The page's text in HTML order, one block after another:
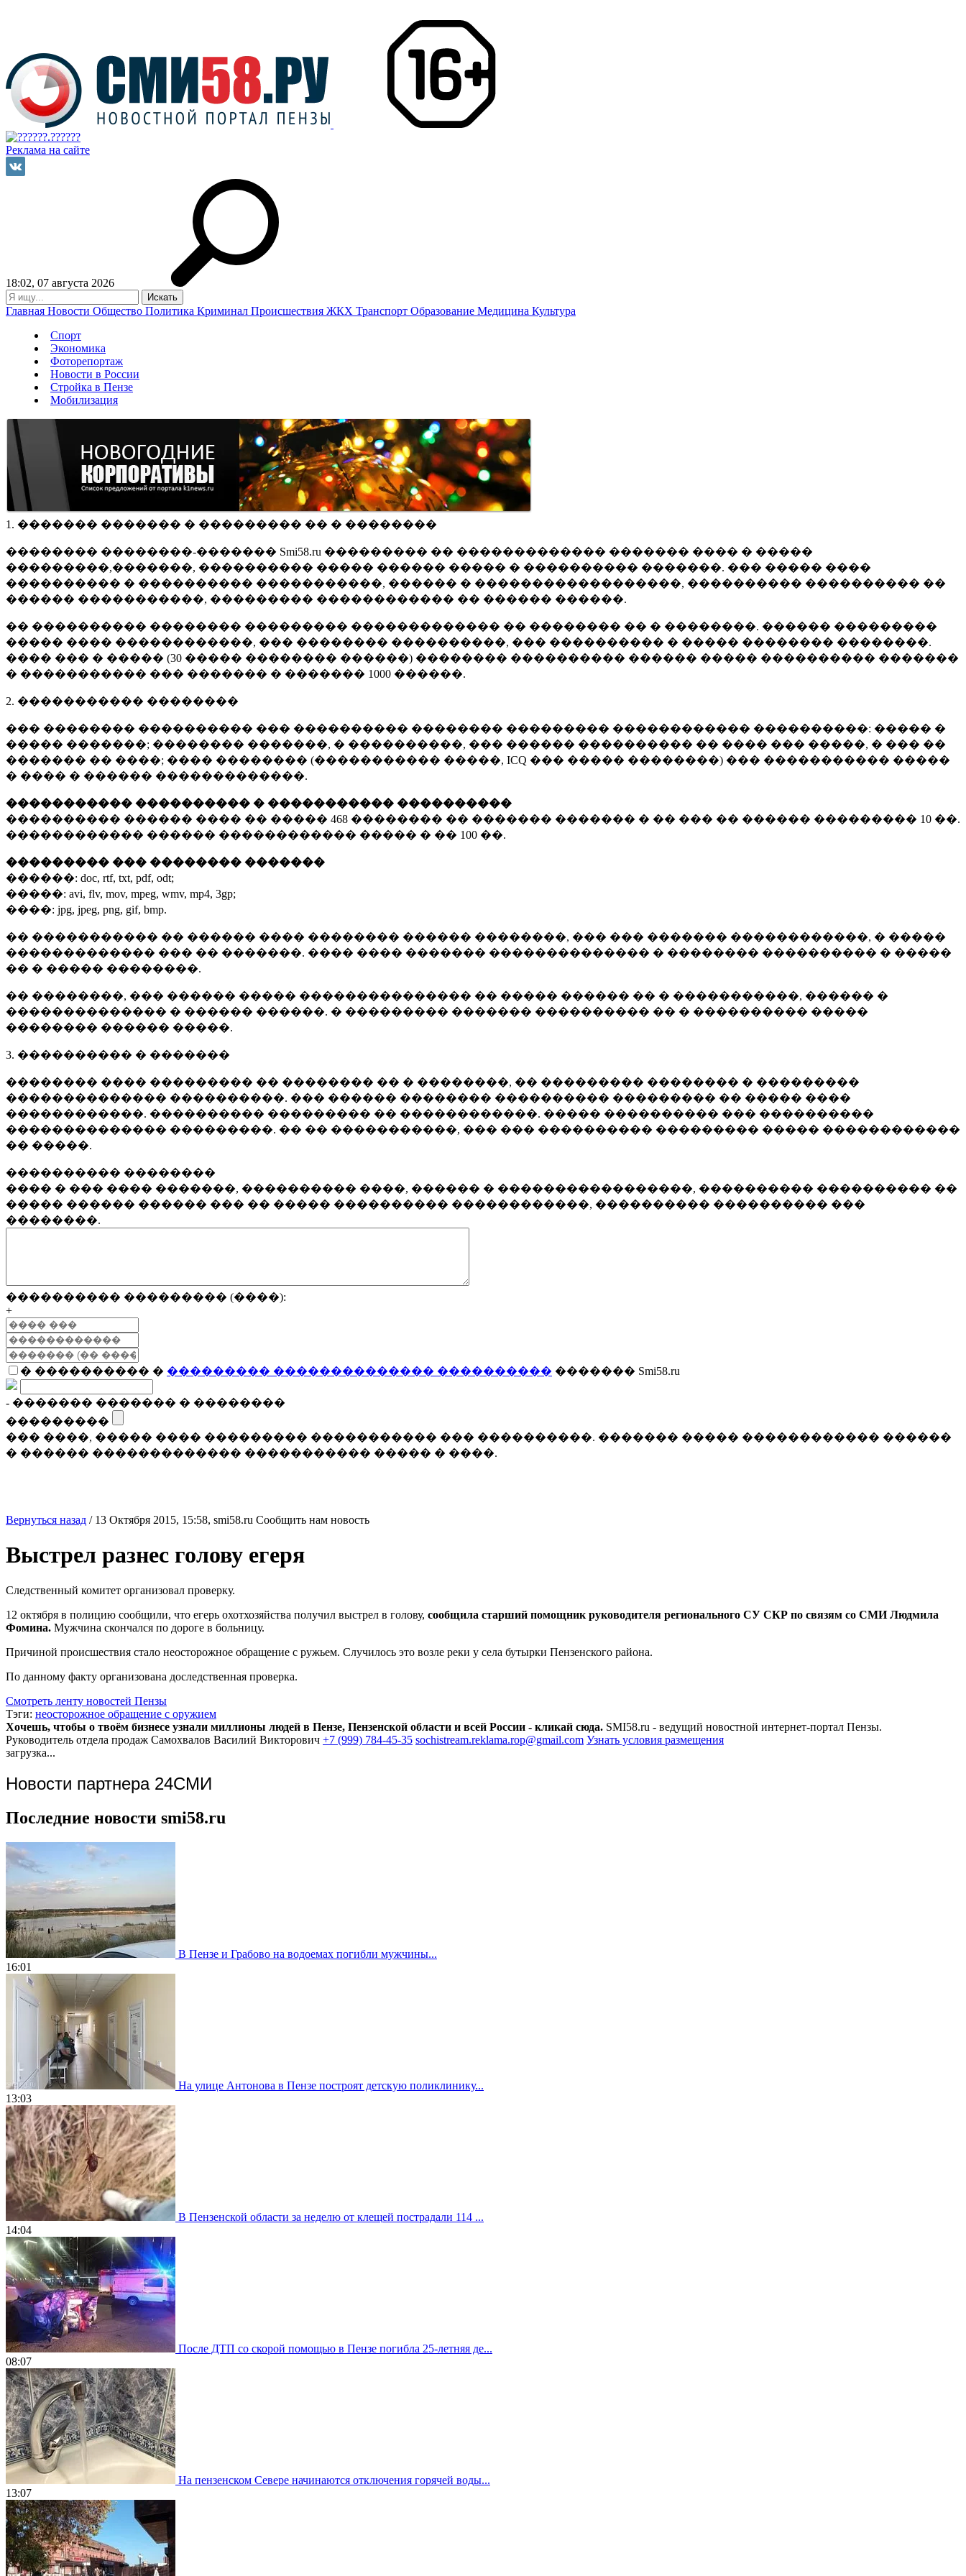
Реклама на сайте
18:02, 07 августа 2026
Главная Новости Общество Политика Криминал Происшествия ЖКХ Транспорт Образование Медицина Культура
Спорт
Экономика
Фоторепортаж
Новости в России
Стройка в Пензе
Мобилизация
1. ������� ������� � ��������� �� � ��������
�������� ��������-������� Smi58.ru ��������� �� ������������� ������� ���� � �����
���������,�������, ���������� ����� ������ ����� � ���������� �������. ��� ����� ����
���������� � ���������� �����������, ������ � ������������������, ���������� ���������� ��
������ �����������, ��������� ������������ �� ������ ������.
�� ���������� �������� ��������� ������������� �� �������� �� � ��������. ������ ���������
����� ���� ������������, ��� �������� ����������, ��� ���������� � ����� �������� ��������.
���� ��� � ����� (30 ����� �������� ������) �������� ���������� ������ ����� ���������� �������
� ����������� ��� ������� � ������� 1000 ������.
2. ����������� ��������
��� �������� ���������� ��� ���������� �������� ��������� ������������ ����������: ����� �
����� �������; �������� �������, � ����������, ��� ������ ���������� �� ���� ��� �����, � ��� ��
������� �� ����; ���� �������� (����������� �����, ICQ ��� ����� ��������) ��� ����������� �����
� ���� � ������ �������������.
����������� ���������� � ����������� ����������
���������� ������ ���� �� ����� 468 �������� �� ������� ������� � �� ��� �� ������ ��������� 10 ��.
������������ ������ ������������ ����� � �� 100 ��.
��������� ��� �������� �������
������: doc, rtf, txt, pdf, odt;
�����: avi, flv, mov, mpeg, wmv, mp4, 3gp;
����: jpg, jpeg, png, gif, bmp.
�� ����������� �� ������ ���� �������� ������ ��������, ��� ��� ������� ������������, � �����
������������� ��� �� �������. ���� ���� ������� �������������� � �������� ���������� � �����
�� � ����� ��������.
�� ��������, ��� ������ ����� ��������������� �� ����� ������ �� � �����������, ������ �
�������������� � ������ ������. � ��������� ������� ���������� �� � ���������� �����
�������� ������ �����.
3. ���������� � �������
�������� ���� ��������� �� �������� �� � ��������, �� ��������� �������� � ���������
�������������� ����������. ��� ������ �������� ���������� ��������� �� ����� ����
������������. ���������� ��������� �� ������������. ����� ���������� ��� ����������
�������������� ���������. �� �� �����������, ��� ��� ���������� ��������� ����� ������������
�� �����.
���������� ��������
���� � ��� ���� �������, ���������� ����, ������ � �����������������, ���������� ���������� ��
����� ������ ������ ��� �� ����� ���������� ������������, ���������� ���������� ���
��������.
���������� ��������� (����):
+
� ���������� � ��������� �������������� ���������� ������� Smi58.ru
- ������� ������� � ��������
���������
��� ����, ����� ���� ��������� ����������� ��� ����������. ������� ����� ������������ ������
� ������ ������������� ����������� ����� � ����.
Вернуться назад / 13 Октября 2015, 15:58, smi58.ru Сообщить нам новость
Выстрел разнес голову егеря
Следственный комитет организовал проверку.
12 октября в полицию сообщили, что егерь охотхозяйства получил выстрел в голову, сообщила старший помощник руководителя регионального СУ СКР по связям со СМИ Людмила
Фомина. Мужчина скончался по дороге в больницу.
Причиной происшествия стало неосторожное обращение с ружьем. Случилось это возле реки у села бутырки Пензенского района.
По данному факту организована доследственная проверка.
Смотреть ленту новостей Пензы
Тэги: неосторожное обращение с оружием
Хочешь, чтобы о твоём бизнесе узнали миллионы людей в Пензе, Пензенской области и всей России - кликай сюда. SMI58.ru - ведущий новостной интернет-портал Пензы.
Руководитель отдела продаж Самохвалов Василий Викторович +7 (999) 784-45-35 sochistream.reklama.rop@gmail.com Узнать условия размещения
загрузка...
Новости партнера 24СМИ
Последние новости smi58.ru
В Пензе и Грабово на водоемах погибли мужчины...
16:01
На улице Антонова в Пензе построят детскую поликлинику...
13:03
В Пензенской области за неделю от клещей пострадали 114 ...
14:04
После ДТП со скорой помощью в Пензе погибла 25-летняя де...
08:07
На пензенском Севере начинаются отключения горячей воды...
13:07